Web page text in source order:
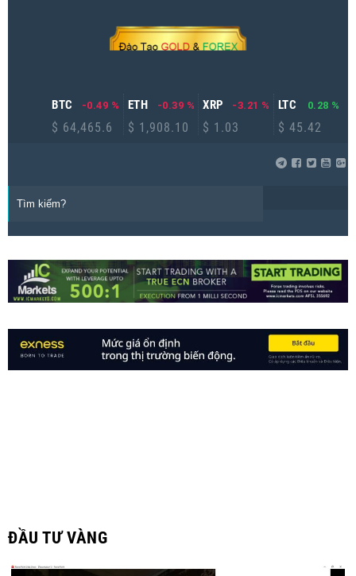
BTC
$ 64,465.6
-0.49 %
ETH
$ 1,908.10
-0.39 %
XRP
$ 1.03
-3.21 %
LTC
$ 45.42
0.28 %
ĐẦU TƯ VÀNG